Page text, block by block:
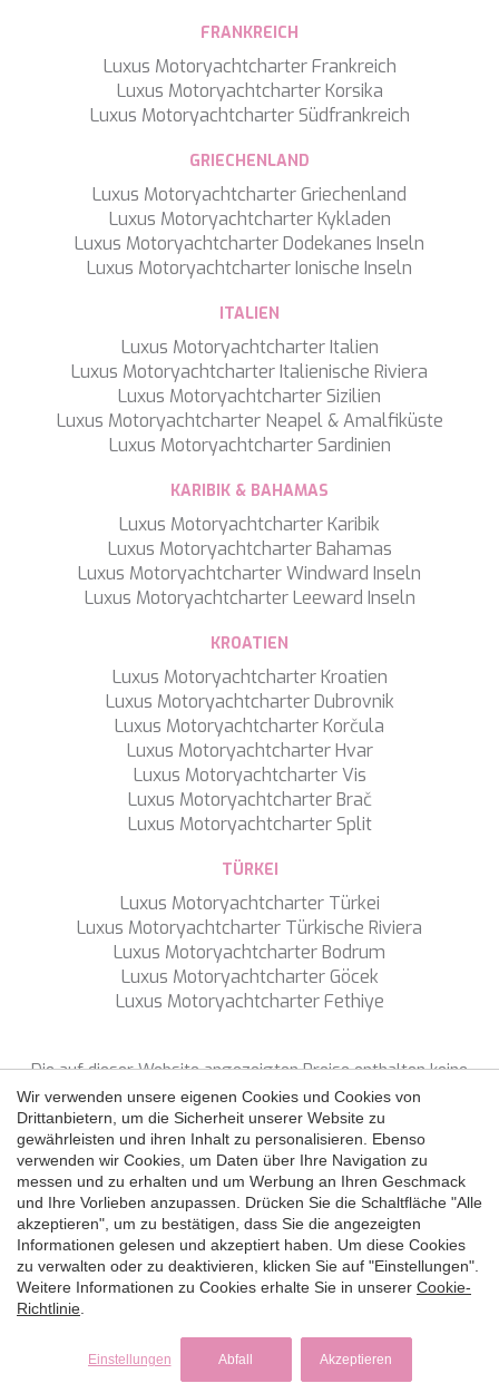
FRANKREICH
Luxus Motoryachtcharter Frankreich
Luxus Motoryachtcharter Korsika
Luxus Motoryachtcharter Südfrankreich
GRIECHENLAND
Luxus Motoryachtcharter Griechenland
Luxus Motoryachtcharter Kykladen
Luxus Motoryachtcharter Dodekanes Inseln
Luxus Motoryachtcharter Ionische Inseln
ITALIEN
Luxus Motoryachtcharter Italien
Luxus Motoryachtcharter Italienische Riviera
Luxus Motoryachtcharter Sizilien
Luxus Motoryachtcharter Neapel & Amalfiküste
Luxus Motoryachtcharter Sardinien
KARIBIK & BAHAMAS
Luxus Motoryachtcharter Karibik
Luxus Motoryachtcharter Bahamas
Luxus Motoryachtcharter Windward Inseln
Luxus Motoryachtcharter Leeward Inseln
KROATIEN
Luxus Motoryachtcharter Kroatien
Luxus Motoryachtcharter Dubrovnik
Luxus Motoryachtcharter Korčula
Luxus Motoryachtcharter Hvar
Luxus Motoryachtcharter Vis
Luxus Motoryachtcharter Brač
Luxus Motoryachtcharter Split
TÜRKEI
Luxus Motoryachtcharter Türkei
Luxus Motoryachtcharter Türkische Riviera
Luxus Motoryachtcharter Bodrum
Luxus Motoryachtcharter Göcek
Luxus Motoryachtcharter Fethiye
Die auf dieser Website angezeigten Preise enthalten keine
Steuern, sofern nicht ausdrücklich etwas anderes angegeben
ist.
FOLGEN SIE UNS
Copyright ©2026 SNS Yacht Charter
Datenschutzpolitik
Cookie-Richtlinie
Rechtshinweis
der Website
byiEstrategic
Wir verwenden unsere eigenen Cookies und Cookies von
Drittanbietern, um die Sicherheit unserer Website zu
gewährleisten und ihren Inhalt zu personalisieren. Ebenso
verwenden wir Cookies, um Daten über Ihre Navigation zu
messen und zu erhalten und um Werbung an Ihren Geschmack
und Ihre Vorlieben anzupassen. Drücken Sie die Schaltfläche "Alle
akzeptieren", um zu bestätigen, dass Sie die angezeigten
Informationen gelesen und akzeptiert haben. Um diese Cookies
zu verwalten oder zu deaktivieren, klicken Sie auf "Einstellungen".
Weitere Informationen zu Cookies erhalte Sie in unserer Cookie-
Richtlinie
Einstellungen Abfall Akzeptieren
Konfiguration speichern Alle akzeptieren